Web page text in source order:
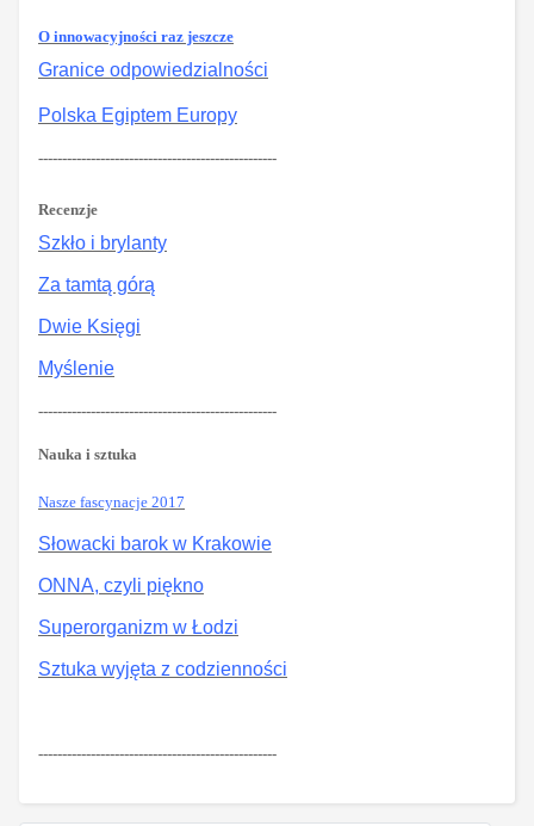
O innowacyjności raz jeszcze
Granice odpowiedzialności
Polska Egiptem Europy
--------------------------------------------------
Recenzje
Szkło i brylanty
Za tamtą górą
Dwie Księgi
Myślenie
--------------------------------------------------
Nauka i sztuka
Nasze fascynacje 2017
Słowacki barok w Krakowie
ONNA, czyli piękno
Superorganizm w Łodzi
Sztuka wyjęta z codzienności
--------------------------------------------------